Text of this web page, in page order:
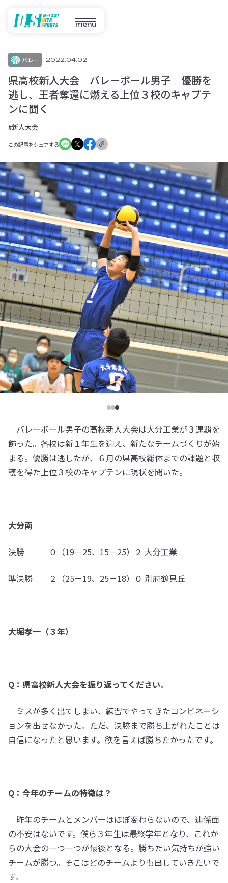
menu
バレー 2022.04.02
県高校新人大会 バレーボール男子 優勝を
逃し、王者奪還に燃える上位３校のキャプテ
ンに聞く
#新人大会
この記事をシェアする
バレーボール男子の高校新人大会は大分工業が３連覇を
飾った。各校は新１年生を迎え、新たなチームづくりが始
まる。優勝は逃したが、６月の県高校総体までの課題と収
穫を得た上位３校のキャプテンに現状を聞いた。
大分南
決勝 ０（19－25、15－25）２ 大分工業
準決勝 ２（25－19、25－18）０ 別府鶴見丘
大堀孝一（３年）
Q：県高校新人大会を振り返ってください。
ミスが多く出てしまい、練習でやってきたコンビネーシ
ョンを出せなかった。ただ、決勝まで勝ち上がれたことは
自信になったと思います。欲を言えば勝ちたかったです。
Q：今年のチームの特徴は？
昨年のチームとメンバーはほぼ変わらないので、連係面
の不安はないです。僕ら３年生は最終学年となり、これか
らの大会の一つ一つが最後となる。勝ちたい気持ちが強い
チームが勝つ。そこはどのチームよりも出していきたいで
す。